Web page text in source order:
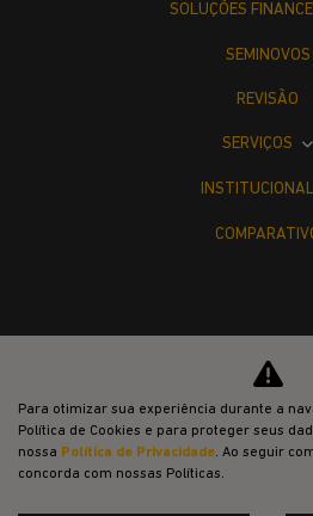
SOLUÇÕES
SEMINOVOS
REVISÃO
SERVIÇOS
INSTITUCIONAL
Desacelere. Seu
Para otimizar sua experiência durante a
Política de Cookies e para proteger seus
nossa Política de Privacidade. Ao seguir
concorda com nossas Políticas.